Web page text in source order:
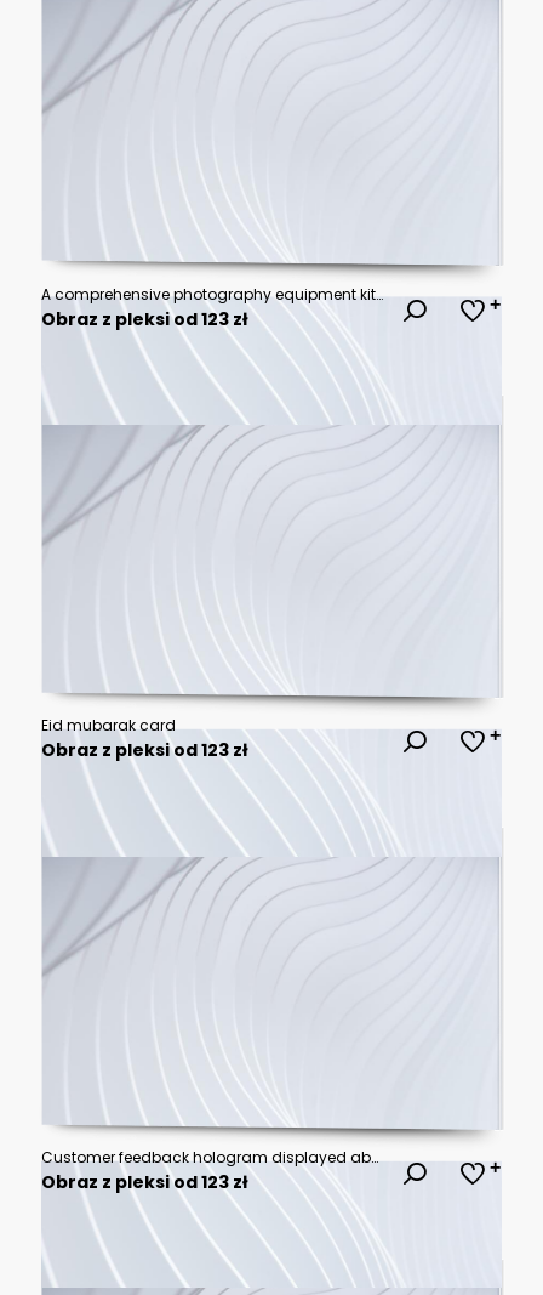
A comprehensive photography equipment kit featuring a camera lens tripod and accessories.
Obraz z pleksi od 123 zł
Eid mubarak card
Obraz z pleksi od 123 zł
Customer feedback hologram displayed above businessman hands with glowing review icons and approval symbols in a professional corporate office featuring soft focus background and premium business tech
Obraz z pleksi od 123 zł